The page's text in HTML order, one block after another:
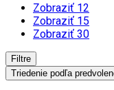
Zobraziť 12
Zobraziť 15
Zobraziť 30
Filtre
Triedenie podľa